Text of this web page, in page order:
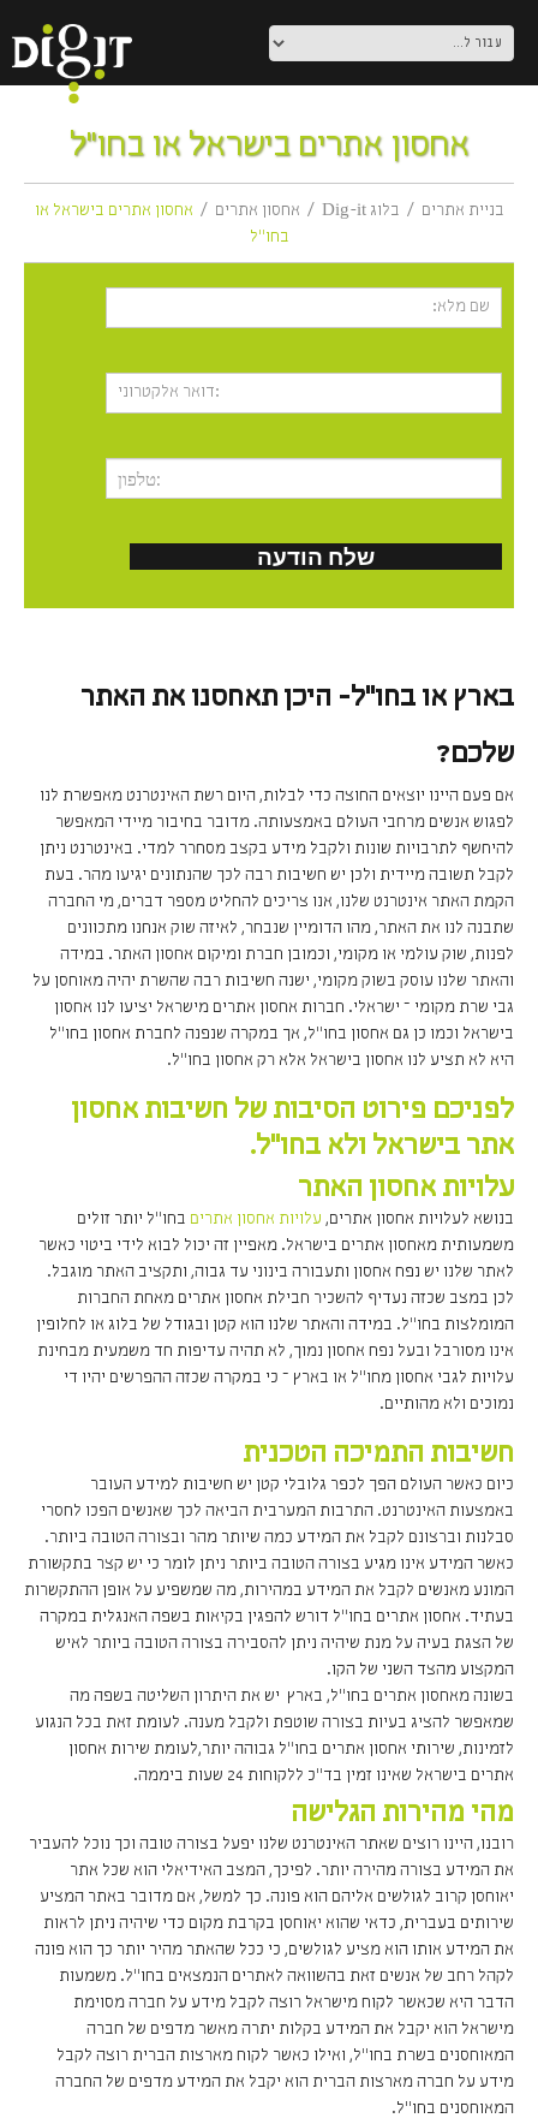
אחסון אתרים בישראל או בחו”ל
בניית אתרים בלוג Dig-it אחסון אתרים
אחסון אתרים בישראל או
בחו”ל
בארץ או בחו"ל- היכן תאחסנו את האתר
שלכם?
אם פעם היינו יוצאים החוצה כדי לבלות, היום רשת האינטרנט מאפשרת לנו
לפגוש אנשים מרחבי העולם באמצעותה. מדובר בחיבור מיידי המאפשר
להיחשף לתרבויות שונות ולקבל מידע בקצב מסחרר למדי. באינטרנט ניתן
לקבל תשובה מיידית ולכן יש חשיבות רבה לכך שהנתונים יגיעו מהר. בעת
הקמת האתר אינטרנט שלנו, אנו צריכים להחליט מספר דברים, מי החברה
שתבנה לנו את האתר, מהו הדומיין שנבחר, לאיזה שוק אנחנו מתכוונים
לפנות, שוק עולמי או מקומי, וכמובן חברת ומיקום אחסון האתר. במידה
והאתר שלנו עוסק בשוק מקומי, ישנה חשיבות רבה שהשרת יהיה מאוחסן על
גבי שרת מקומי – ישראלי. חברות אחסון אתרים מישראל יציעו לנו אחסון
בישראל וכמו כן גם אחסון בחו"ל, אך במקרה שנפנה לחברת אחסון בחו"ל
היא לא תציע לנו אחסון בישראל אלא רק אחסון בחו"ל.
לפניכם פירוט הסיבות של חשיבות אחסון
אתר בישראל ולא בחו"ל.
עלויות אחסון האתר
בנושא לעלויות אחסון אתרים, עלויות אחסון אתרים בחו"ל יותר זולים
משמעותית מאחסון אתרים בישראל. מאפיין זה יכול לבוא לידי ביטוי כאשר
לאתר שלנו יש נפח אחסון ותעבורה בינוני עד גבוה, ותקציב האתר מוגבל.
לכן במצב שכזה נעדיף להשכיר חבילת אחסון אתרים מאחת החברות
המומלצות בחו"ל. במידה והאתר שלנו הוא קטן ובגודל של בלוג או לחלופין
אינו מסורבל ובעל נפח אחסון נמוך, לא תהיה עדיפות חד משמעית מבחינת
עלויות לגבי אחסון מחו"ל או בארץ – כי במקרה שכזה ההפרשים יהיו די
נמוכים ולא מהותיים.
חשיבות התמיכה הטכנית
כיום כאשר העולם הפך לכפר גלובלי קטן יש חשיבות למידע העובר
באמצעות האינטרנט. התרבות המערבית הביאה לכך שאנשים הפכו לחסרי
סבלנות וברצונם לקבל את המידע כמה שיותר מהר ובצורה הטובה ביותר.
כאשר המידע אינו מגיע בצורה הטובה ביותר ניתן לומר כי יש קצר בתקשורת
המונע מאנשים לקבל את המידע במהירות, מה שמשפיע על אופן ההתקשרות
בעתיד. אחסון אתרים בחו"ל דורש להפגין בקיאות בשפה האנגלית במקרה
של הצגת בעיה על מנת שיהיה ניתן להסבירה בצורה הטובה ביותר לאיש
המקצוע מהצד השני של הקו.
בשונה מאחסון אתרים בחו"ל, בארץ יש את היתרון השליטה בשפה מה
שמאפשר להציג בעיות בצורה שוטפת ולקבל מענה. לעומת זאת בכל הנגוע
לזמינות, שירותי אחסון אתרים בחו"ל גבוהה יותר,לעומת שירות אחסון
אתרים בישראל שאינו זמין בד"כ ללקוחות 24 שעות ביממה.
מהי מהירות הגלישה
רובנו, היינו רוצים שאתר האינטרנט שלנו יפעל בצורה טובה וכך נוכל להעביר
את המידע בצורה מהירה יותר. לפיכך, המצב האידיאלי הוא שכל אתר
יאוחסן קרוב לגולשים אליהם הוא פונה. כך למשל, אם מדובר באתר המציע
שירותים בעברית, כדאי שהוא יאוחסן בקרבת מקום כדי שיהיה ניתן לראות
את המידע אותו הוא מציע לגולשים, כי ככל שהאתר מהיר יותר כך הוא פונה
לקהל רחב של אנשים זאת בהשוואה לאתרים הנמצאים בחו"ל. משמעות
הדבר היא שכאשר לקוח מישראל רוצה לקבל מידע על חברה מסוימת
מישראל הוא יקבל את המידע בקלות יתרה מאשר מדפים של חברה
המאוחסנים בשרת בחו"ל, ואילו כאשר לקוח מארצות הברית רוצה לקבל
מידע על חברה מארצות הברית הוא יקבל את המידע מדפים של החברה
המאוחסנים בחו"ל.